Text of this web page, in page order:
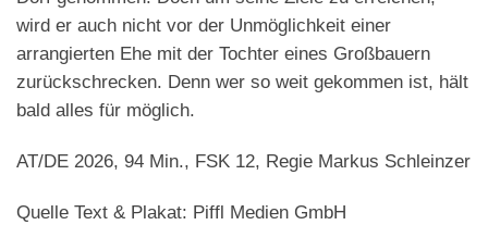
wird er auch nicht vor der Unmöglichkeit einer
arrangierten Ehe mit der Tochter eines Großbauern
zurückschrecken. Denn wer so weit gekommen ist, hält
bald alles für möglich.
AT/DE 2026, 94 Min., FSK 12, Regie Markus Schleinzer
Quelle Text & Plakat: Piffl Medien GmbH